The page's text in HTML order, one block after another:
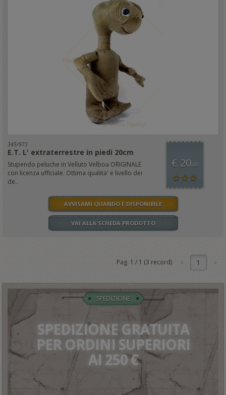
345/973
E.T. L' extraterrestre in piedi 20cm
Stupendo peluche in Velluto Velboa ORIGINALE
con licenza ufficiale. Ottima qualita' e livello dei
de..
€ 20,00
AVVISAMI QUANDO È DISPONIBILE
VAI ALLA SCHEDA PRODOTTO
Pag. 1 / 1 (3 record) 1
SPEDIZIONE
SPEDIZIONE GRATUITA
PER ORDINI SUPERIORI
AI 250 €